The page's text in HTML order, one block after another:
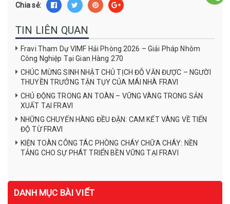
Chia sẻ:
TIN LIÊN QUAN
Fravi Tham Dự VIMF Hải Phòng 2026 – Giải Pháp Nhôm
Công Nghiệp Tại Gian Hàng 270
CHÚC MỪNG SINH NHẬT CHỦ TỊCH ĐỖ VĂN ĐƯỢC – NGƯỜI
THUYỀN TRƯỞNG TẬN TỤY CỦA MÁI NHÀ FRAVI
CHỦ ĐỘNG TRONG AN TOÀN – VỮNG VÀNG TRONG SẢN
XUẤT TẠI FRAVI
NHỮNG CHUYẾN HÀNG ĐỀU ĐẶN: CAM KẾT VÀNG VỀ TIẾN
ĐỘ TỪ FRAVI
KIỆN TOÀN CÔNG TÁC PHÒNG CHÁY CHỮA CHÁY: NỀN
TẢNG CHO SỰ PHÁT TRIỂN BỀN VỮNG TẠI FRAVI
DANH MỤC BÀI VIẾT